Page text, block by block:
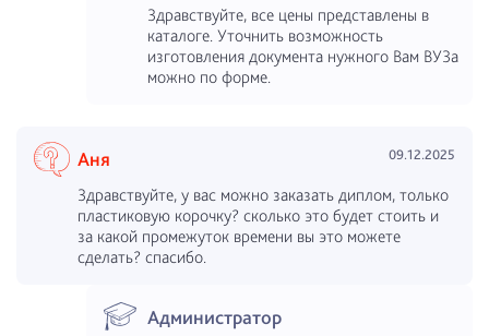
Здравствуйте, все цены представлены в
каталоге. Уточнить возможность
изготовления документа нужного Вам ВУЗа
можно по форме.
Аня 09.12.2025
Здравствуйте, у вас можно заказать диплом, только
пластиковую корочку? сколько это будет стоить и
за какой промежуток времени вы это можете
сделать? спасибо.
Администратор